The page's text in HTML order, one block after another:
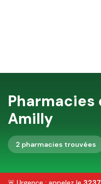
Pharmacies
Amilly
2 pharmacies trouvées